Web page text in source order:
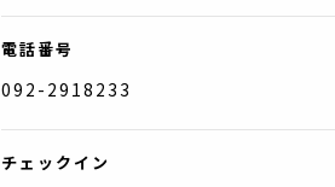
電話番号
092-2918233
チェックイン